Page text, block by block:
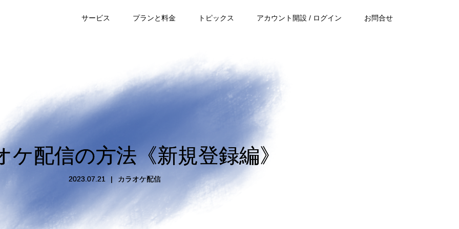
サービス プランと料金 トピックス アカウント開設 / ログイン お問合せ
ケ配信の方法《新規登録編》
2023.07.21 カラオケ配信